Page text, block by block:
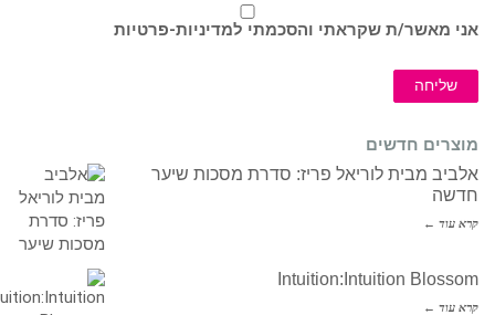
אני מאשר/ת שקראתי והסכמתי למדיניות-פרטיות
שליחה
מוצרים חדשים
אלביב מבית לוריאל פריז: סדרת מסכות שיער
חדשה
קרא עוד ←
Intuition:Intuition Blossom
קרא עוד ←